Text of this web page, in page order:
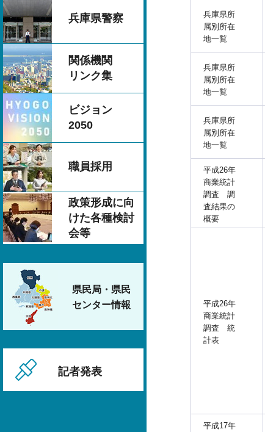
兵庫県警察
関係機関
リンク集
ビジョン
2050
職員採用
政策形成に向
けた各種検討
会等
県民局・県民
センター情報
記者発表
兵庫県所
属別所在
地一覧
兵庫県所
属別所在
地一覧
兵庫県所
属別所在
地一覧
平成26年
商業統計
調査 調
査結果の
概要
平成26年
商業統計
調査 統
計表
平成17年